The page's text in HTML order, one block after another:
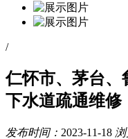
/
仁怀市、茅台、
下水道疏通维修
发布时间： 2023-11-18 浏